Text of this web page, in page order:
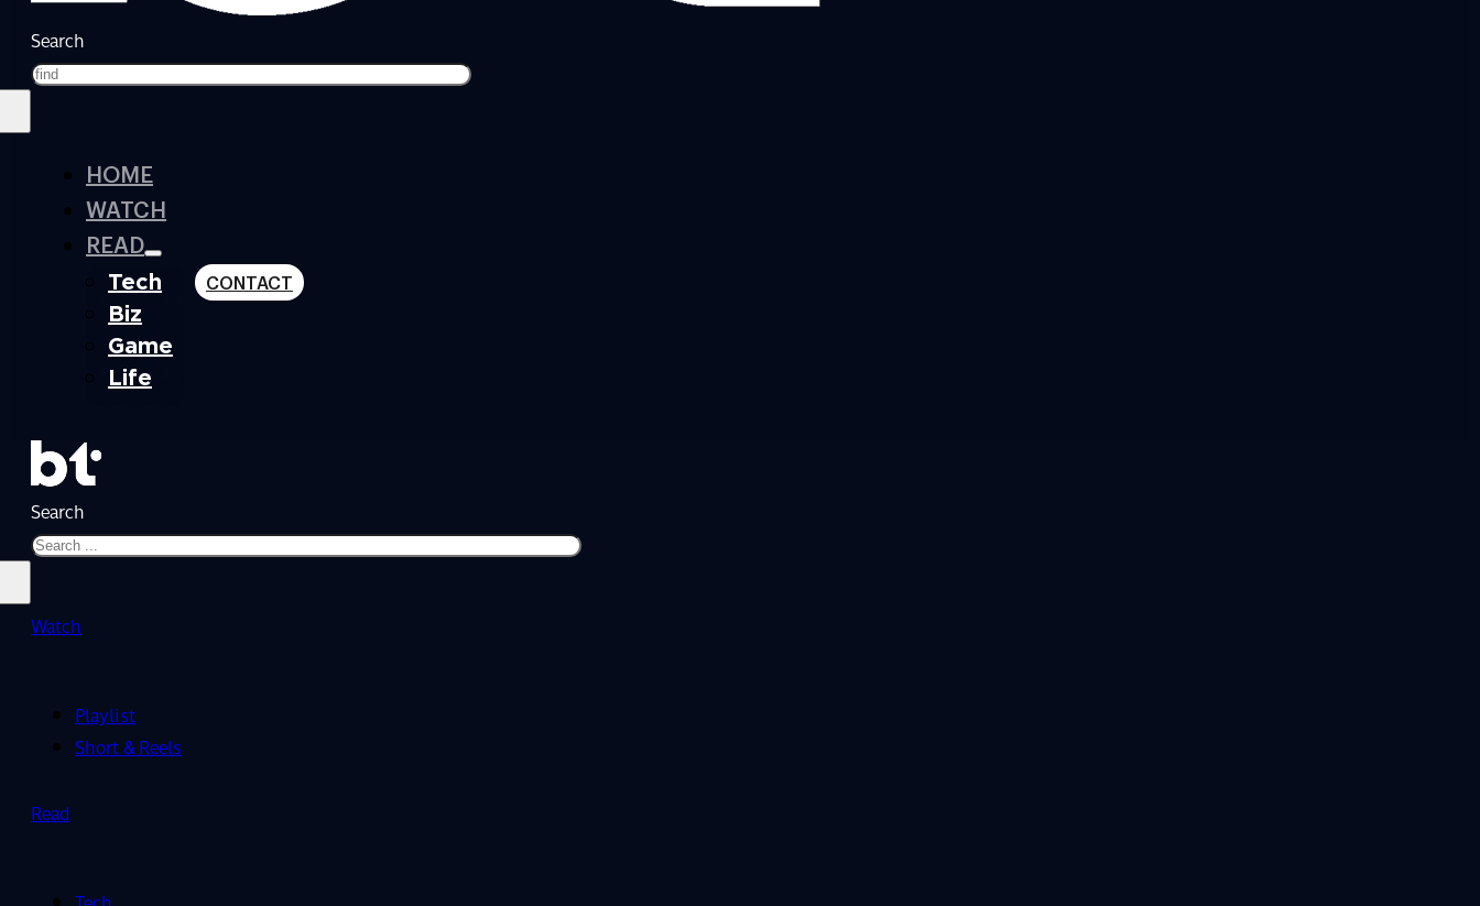
Search
HOME
WATCH
READ
Tech
Biz
Game
Life
CONTACT
Search
Watch
Playlist
Short & Reels
Read